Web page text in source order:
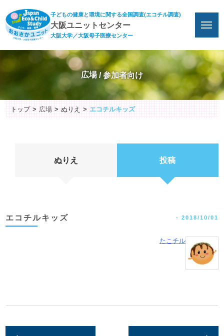
子どもの健康と環境に関する全国調査(エコチル調査)
大阪ユニットセンター
大阪大学／大阪母子医療センター
広場
トップ 広場 ぬりえ エコチルキッズ
ぬりえ 投稿
エコチルキッズ - 2018/10/01
たこチル